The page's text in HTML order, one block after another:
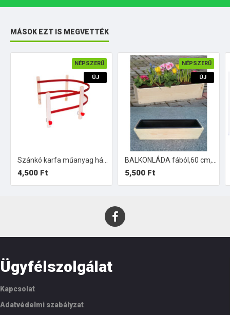
MÁSOK EZT IS MEGVETTÉK
NÉPSZERŰ
ÚJ
Szánkó karfa műanyag háttámlával
4,500 Ft
NÉPSZERŰ
ÚJ
BALKONLÁDA fából,60 cm, műanyag betéttel.
5,500 Ft
Ügyfélszolgálat
Kapcsolat
Adatvédelmi szabályzat